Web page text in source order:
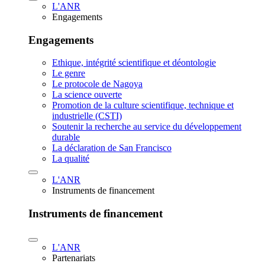
L'ANR
Engagements
Engagements
Ethique, intégrité scientifique et déontologie
Le genre
Le protocole de Nagoya
La science ouverte
Promotion de la culture scientifique, technique et
industrielle (CSTI)
Soutenir la recherche au service du développement
durable
La déclaration de San Francisco
La qualité
L'ANR
Instruments de financement
Instruments de financement
L'ANR
Partenariats